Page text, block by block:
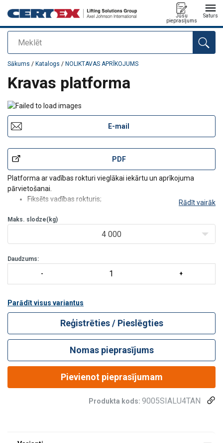
Meklēt
Jūsu
pieprasījums
Saturs
Pievienots jūsu pasūtījumam
Sākums / Katalogs / NOLIKTAVAS APRĪKOJUMS
Kravas platforma
E-mail
PDF
Platforma ar vadības rokturi vieglākai iekārtu un aprīkojuma
pārvietošanai.
Fiksēts vadības rokturis;
Rādīt vairāk
Maks. slodze(kg)
4 000
Daudzums:
Parādīt visus variantus
Reģistrēties / Pieslēgties
Nomas pieprasījums
Pievienot pieprasījumam
Produkta kods: 9005SIALU4TAN